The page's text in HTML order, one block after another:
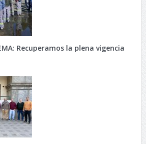
Recuperamos la plena vigencia